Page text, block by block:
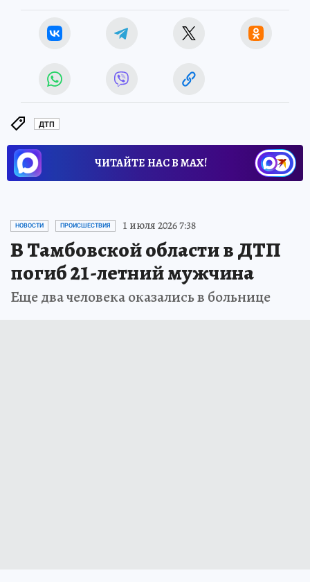
ДТП
ЧИТАЙТЕ НАС В МАХ!
НОВОСТИ ПРОИСШЕСТВИЯ 1 июля 2026 7:38
В Тамбовской области в ДТП
погиб 21-летний мужчина
Еще два человека оказались в больнице